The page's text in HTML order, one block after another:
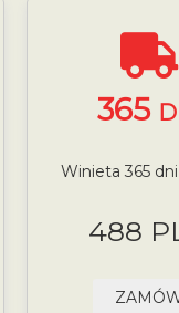
365
Winieta 365
488